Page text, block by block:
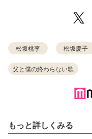
松坂桃李 松坂慶子
父と僕の終わらない歌
もっと詳しくみる